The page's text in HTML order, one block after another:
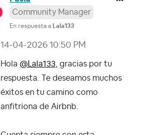
Community Manager
En respuesta a Lala133
‎14-04-2026 10:50 PM
Hola @Lala133 , gracias por tu
respuesta. Te deseamos muchos
éxitos en tu camino como
anfitriona de Airbnb.